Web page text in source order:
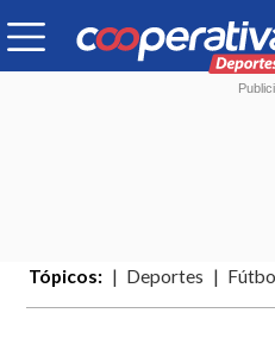
Tópicos: Deportes